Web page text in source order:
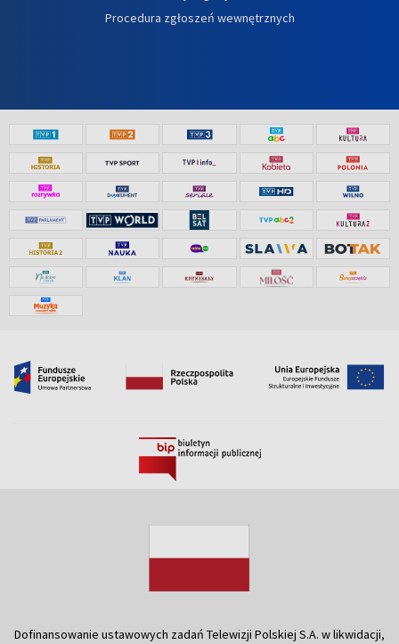
Procedura zgłoszeń wewnętrznych
Dofinansowanie ustawowych zadań Telewizji Polskiej S.A. w likwidacji,